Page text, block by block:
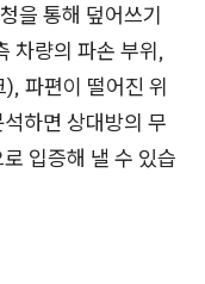
을 통해 덮어쓰기
차량의 파손 부위,
파편이 떨어진 위
하면 상대방의 무
입증해 낼 수 있습